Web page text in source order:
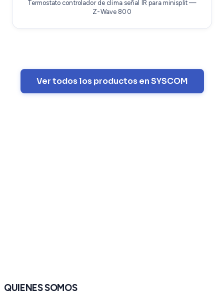
Termostato controlador de clima señal IR para minisplit —
Z-Wave 800
Ver todos los productos en SYSCOM
QUIENES SOMOS